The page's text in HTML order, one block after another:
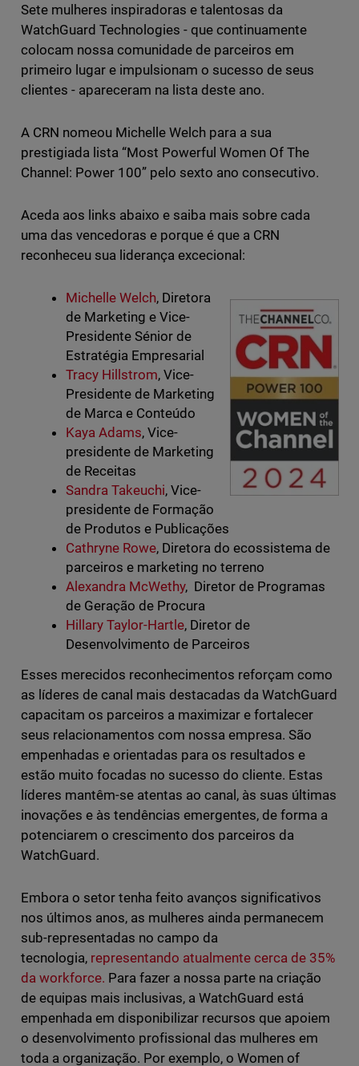
Sete mulheres inspiradoras e talentosas da
WatchGuard Technologies - que continuamente
colocam nossa comunidade de parceiros em
primeiro lugar e impulsionam o sucesso de seus
clientes - apareceram na lista deste ano.
A CRN nomeou Michelle Welch para a sua
prestigiada lista “Most Powerful Women Of The
Channel: Power 100” pelo sexto ano consecutivo.
Aceda aos links abaixo e saiba mais sobre cada
uma das vencedoras e porque é que a CRN
reconheceu sua liderança excecional:
Michelle Welch, Diretora
de Marketing e Vice-
Presidente Sénior de
Estratégia Empresarial
Tracy Hillstrom, Vice-
Presidente de Marketing
de Marca e Conteúdo
Kaya Adams, Vice-
presidente de Marketing
de Receitas
Sandra Takeuchi, Vice-
presidente de Formação
de Produtos e Publicações
Cathryne Rowe, Diretora do ecossistema de
parceiros e marketing no terreno
Alexandra McWethy, ​​Diretor de Programas
de Geração de Procura
Hillary Taylor-Hartle, Diretor de
Desenvolvimento de Parceiros
Esses merecidos reconhecimentos reforçam como
as líderes de canal mais destacadas da WatchGuard
capacitam os parceiros a maximizar e fortalecer
seus relacionamentos com nossa empresa. São
empenhadas e orientadas para os resultados e
estão muito focadas no sucesso do cliente. Estas
líderes mantêm-se atentas ao canal, às suas últimas
inovações e às tendências emergentes, de forma a
potenciarem o crescimento dos parceiros da
WatchGuard.
Embora o setor tenha feito avanços significativos
nos últimos anos, as mulheres ainda permanecem
sub-representadas no campo da
tecnologia, representando atualmente cerca de 35%
da workforce. Para fazer a nossa parte na criação
de equipas mais inclusivas, a WatchGuard está
empenhada em disponibilizar recursos que apoiem
o desenvolvimento profissional das mulheres em
toda a organização. Por exemplo, o Women of